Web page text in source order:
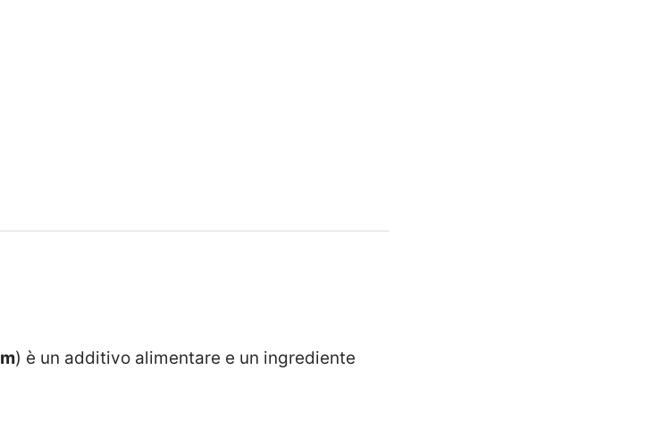
) è un additivo alimentare e un ingrediente